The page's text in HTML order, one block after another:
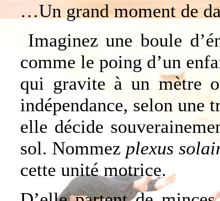
…Un grand moment de
Imaginez une boule
comme le poing d’un
qui gravite à un mètre
indépendance, selon une
elle décide
sol. Nommez plexus
cette unité motrice.